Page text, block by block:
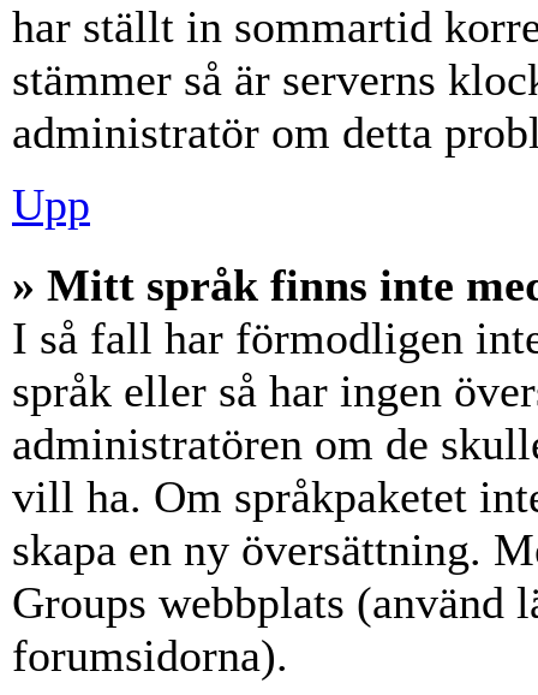
har ställt in sommartid
stämmer så är serverns
administratör om detta
Upp
» Mitt språk finns inte
I så fall har förmodligen
språk eller så har ingen
administratören om de
vill ha. Om språkpaketet
skapa en ny översättning.
Groups webbplats (använd
forumsidorna).